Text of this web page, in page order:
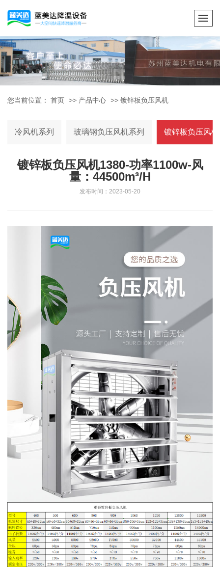
您当前位置： 首页 >> 产品中心 >> 镀锌板负压风机
冷风机系列 玻璃钢负压风机系列 镀锌板负压风机
镀锌板负压风机1380-功率1100w-风
量：44500m³/H
发布时间：2023-05-20